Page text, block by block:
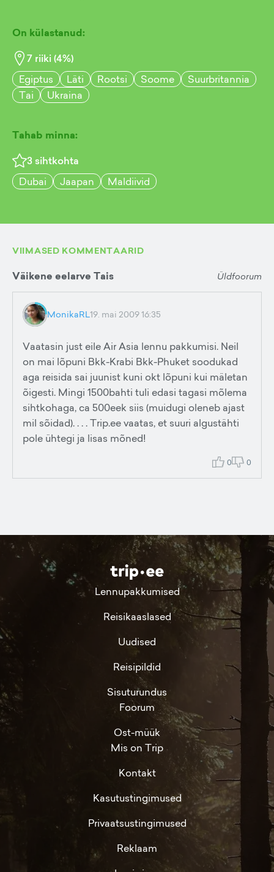
On külastanud:
7 riiki (4%)
Egiptus
Läti Rootsi Soome
Suurbritannia
Tai
Ukraina
Tahab minna:
3 sihtkohta
Dubai
Jaapan Maldiivid
VIIMASED KOMMENTAARID
Väikene eelarve Tais Üldfoorum
MonikaRL19. mai 2009 16:35
Vaatasin just eile Air Asia lennu pakkumisi. Neil
on mai lõpuni Bkk-Krabi Bkk-Phuket soodukad
aga reisida sai juunist kuni okt lõpuni kui mäletan
õigesti. Mingi 1500bahti tuli edasi tagasi mõlema
sihtkohaga, ca 500eek siis (muidugi oleneb ajast
mil sõidad). . . . Trip.ee vaatas, et suuri algustähti
pole ühtegi ja lisas mõned!
0 0
Lennupakkumised
Reisikaaslased
Uudised
Reisipildid
Sisuturundus
Foorum
Ost-müük
Mis on Trip
Kontakt
Kasutustingimused
Privaatsustingimused
Reklaam